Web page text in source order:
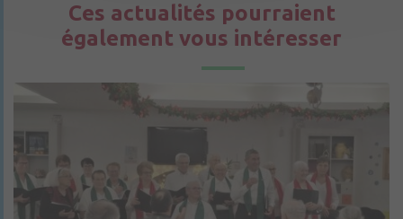
Ces actualités pourraient
également vous intéresser